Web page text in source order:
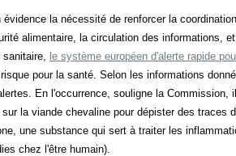
la nécessité de renforcer la
alimentaire, la circulation des informations,
le système européen d'alerte rapide
pour la santé. Selon les informations
En l'occurrence, souligne la Commission,
la viande chevaline pour dépister des traces
une substance qui sert à traiter les
chez l'être humain).